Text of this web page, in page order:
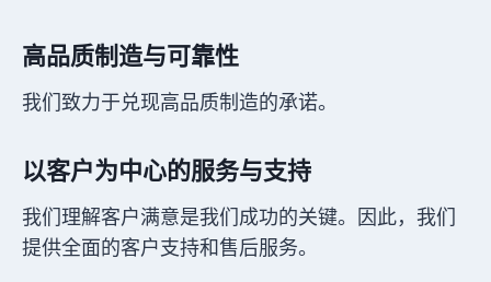
高品质制造与可靠性
我们致力于兑现高品质制造的承诺。
以客户为中心的服务与支持
我们理解客户满意是我们成功的关键。因此，我们
提供全面的客户支持和售后服务。